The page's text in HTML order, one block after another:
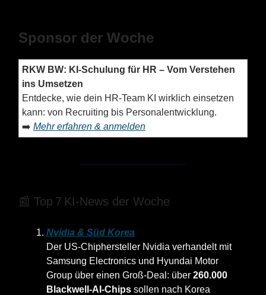
Sponsor der Woche
RKW BW: KI-Schulung für HR – Vom Verstehen
ins Umsetzen
Entdecke, wie dein HR-Team KI wirklich einsetzen
kann: von Recruiting bis Personalentwicklung.
➡️ Mehr erfahren & anmelden
📰 Top 7 KI‑News der Woche
Nvidia & Süd Korea
Der US‑Chiphersteller Nvidia verhandelt mit
Samsung Electronics und Hyundai Motor
Group über einen Groß‑Deal: über 260.000
Blackwell‑AI‑Chips sollen nach Korea